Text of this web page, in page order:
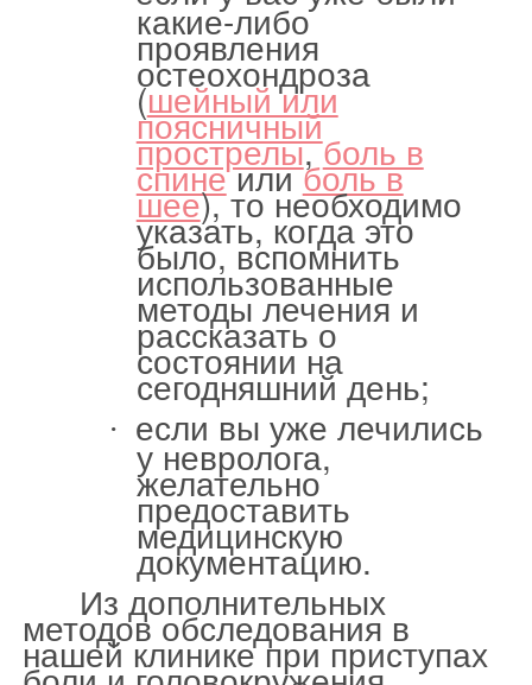
какие-либо
проявления
остеохондроза
(шейный или
поясничный
прострелы,боль в
спинеилиболь в
шее), то необходимо
указать, когда это
было, вспомнить
использованные
методы лечения и
рассказать о
состоянии на
сегодняшний день;
· если вы уже лечились
у невролога,
желательно
предоставить
медицинскую
документацию.
Из дополнительных
методов обследования в
нашей клинике при приступах